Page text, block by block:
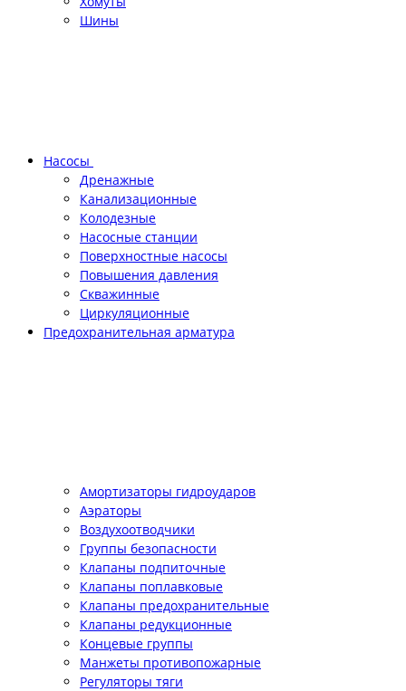
Шины
Насосы
Дренажные
Канализационные
Колодезные
Насосные станции
Поверхностные насосы
Повышения давления
Скважинные
Циркуляционные
Предохранительная арматура
Амортизаторы гидроударов
Аэраторы
Воздухоотводчики
Группы безопасности
Клапаны подпиточные
Клапаны поплавковые
Клапаны предохранительные
Клапаны редукционные
Концевые группы
Манжеты противопожарные
Регуляторы тяги